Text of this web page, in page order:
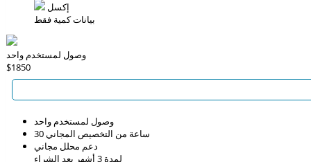
إكسل
بيانات كمية فقط
وصول لمستخدم واحد
$1850
وصول لمستخدم واحد
30 ساعة من التخصيص المجاني
دعم محلل مجاني
لمدة 3 أشهر بعد الشراء